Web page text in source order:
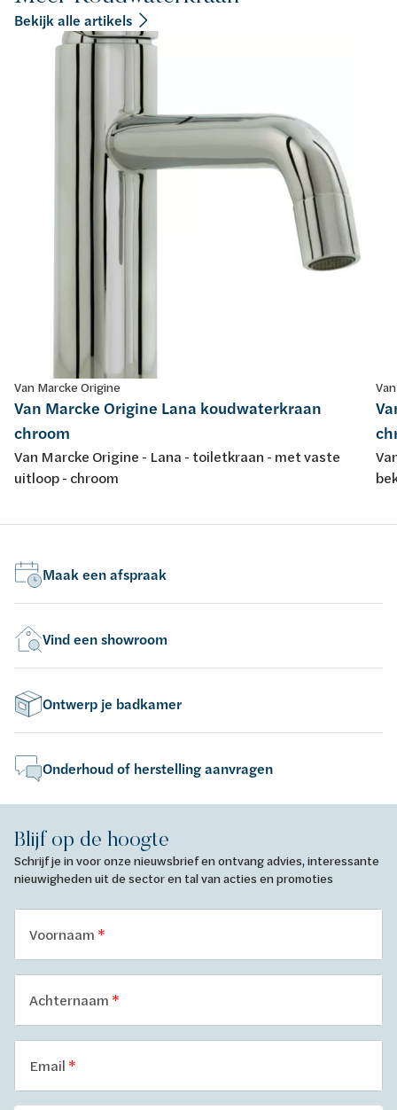
Bekijk alle artikels
Van Marcke Origine
Van Marcke Origine Lana koudwaterkraan
chroom
Van Marcke Origine - Lana - toiletkraan - met vaste
uitloop - chroom
Maak een afspraak
Vind een showroom
Ontwerp je badkamer
Onderhoud of herstelling aanvragen
Blijf op de hoogte
Schrijf je in voor onze nieuwsbrief en ontvang advies, interessante
nieuwigheden uit de sector en tal van acties en promoties
Voornaam
Achternaam
Email